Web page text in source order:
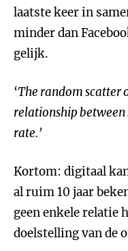
laatste keer in
minder dan
gelijk.
‘The random scatter
relationship
rate.’
Kortom: digitaal
al ruim 10 jaar
geen enkele relatie
doelstelling van de